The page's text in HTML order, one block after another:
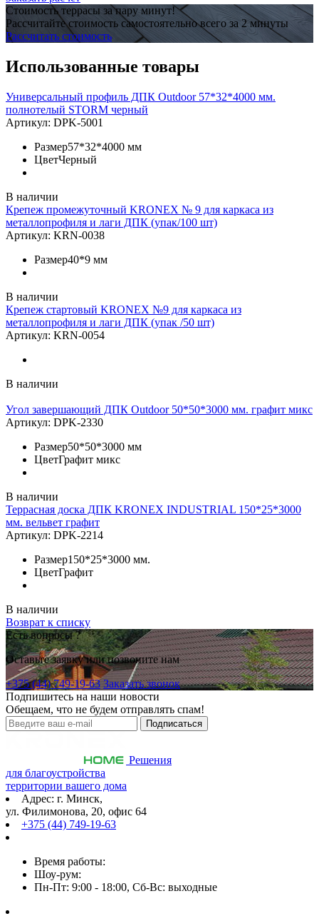
Стоимость террасы за пару минут!
Рассчитайте стоимость самостоятельно всего за 2 минуты
Рассчитать стоимость
Использованные товары
Универсальный профиль ДПК Outdoor 57*32*4000 мм.
полнотелый STORM черный
Артикул: DPK-5001
Размер57*32*4000 мм
ЦветЧерный
В наличии
Крепеж промежуточный KRONEX № 9 для каркаса из
металлопрофиля и лаги ДПК (упак/100 шт)
Артикул: KRN-0038
Размер40*9 мм
В наличии
Крепеж стартовый KRONEX №9 для каркаса из
металлопрофиля и лаги ДПК (упак /50 шт)
Артикул: KRN-0054
В наличии
Угол завершающий ДПК Outdoor 50*50*3000 мм. графит микс
Артикул: DPK-2330
Размер50*50*3000 мм
ЦветГрафит микс
В наличии
Террасная доска ДПК KRONEX INDUSTRIAL 150*25*3000
мм. вельвет графит
Артикул: DPK-2214
Размер150*25*3000 мм.
ЦветГрафит
В наличии
Возврат к списку
Есть вопросы ?
Оставьте заявку или позвоните нам
+375 (44) 749-19-63 Заказать звонок
Подпишитесь на наши новости
Обещаем, что не будем отправлять спам!
Решения
для благоустройства
территории вашего дома
Адрес: г. Минск,
ул. Филимонова, 20, офис 64
+375 (44) 749-19-63
Время работы:
Шоу-рум:
Пн-Пт: 9:00 - 18:00, Сб-Вс: выходные